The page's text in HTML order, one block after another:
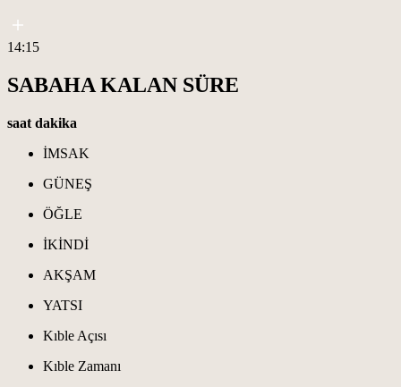
14:15
SABAHA KALAN SÜRE
saat dakika
İMSAK
GÜNEŞ
ÖĞLE
İKİNDİ
AKŞAM
YATSI
Kıble Açısı
Kıble Zamanı